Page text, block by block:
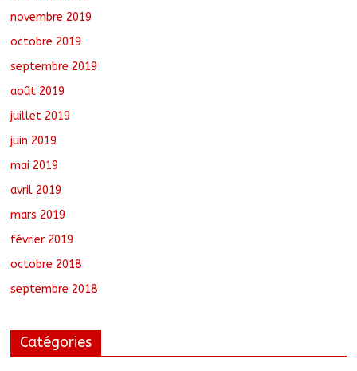
novembre 2019
octobre 2019
septembre 2019
août 2019
juillet 2019
juin 2019
mai 2019
avril 2019
mars 2019
février 2019
octobre 2018
septembre 2018
Catégories